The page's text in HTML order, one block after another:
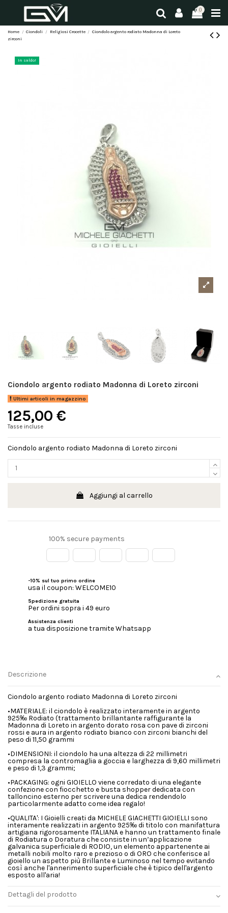
0
Home Ciondoli Religiosi Crocette
Ciondolo argento rodiato Madonna di Loreto
zirconi
In saldo!
Ciondolo argento rodiato Madonna di Loreto zirconi
Ultimi articoli in magazzino
125,00 €
Tasse incluse
Ciondolo argento rodiato Madonna di Loreto zirconi
Aggiungi al carrello
100% secure payments
-10% sul tuo primo ordine
usa il coupon: WELCOME10
Spedizione gratuita
Per ordini sopra i 49 euro
Assistenza clienti
a tua disposizione tramite Whatsapp
Descrizione
Ciondolo argento rodiato Madonna di Loreto zirconi
•MATERIALE: il ciondolo è realizzato interamente in argento
925‰ Rodiato (trattamento brillantante raffigurante la
Madonna di Loreto in argento dorato rosa con pave di zirconi
rossi e aura in argento rodiato bianco con zirconi bianchi del
peso di 11,50 grammi
•DIMENSIONI: il ciondolo ha una altezza di 22 millimetri
compresa la contromaglia a goccia e larghezza di 9,60 millimetri
e peso di 1,3 grammi;
•PACKAGING: ogni GIOIELLO viene corredato di una elegante
confezione con fiocchetto e busta shopper dedicata con
talloncino esterno per scrivere una dedica rendendolo
particolarmente adatto come idea regalo!
•QUALITA': I Gioielli creati da MICHELE GIACHETTI GIOIELLI sono
interamente realizzati in argento 925‰ di titolo con manifattura
artigiana rigorosamente ITALIANA e hanno un trattamento finale
di Rodiatura o Doratura che consiste in un’applicazione
galvanica superficiale di RODIO, un elemento appartenente ai
metalli nobili molto raro e prezioso o di ORO che conferisce al
gioiello un aspetto più Brillante e Luminoso nel tempo evitando
così anche l'annerimento superficiale che è tipico dell'argento
esposto all'aria!
Dettagli del prodotto